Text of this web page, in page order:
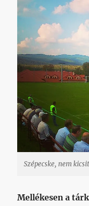
Szépecske, nem kicsit
Mellékesen a